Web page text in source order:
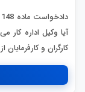
آیا وکیل اداره کار
کارگران و